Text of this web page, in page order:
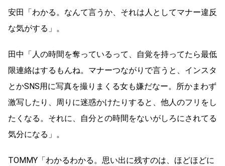
安田「わかる。なんて言うか、それは人としてマナー違反
な気がする」。
田中「人の時間を奪っているって、自覚を持ってたら最低
限連絡はするもんね。マナーつながりで言うと、インスタ
とかSNS用に写真を撮りまくる女も嫌だなー。所かまわず
激写したり、周りに迷惑かけたりすると、他人のフリをし
たくなる。それに、自分との時間をないがしろにされてる
気分になる」。
TOMMY「わかるわかる。思い出に残すのは、ほどほどに